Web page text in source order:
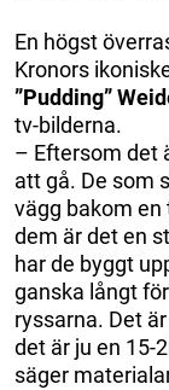
En högst
Kronors
”Pudding”
tv-bilderna.
– Eftersom det
att gå. De som
vägg bakom
dem är det en
har de byggt
ganska långt
ryssarna. Det
det är ju en 15-
säger